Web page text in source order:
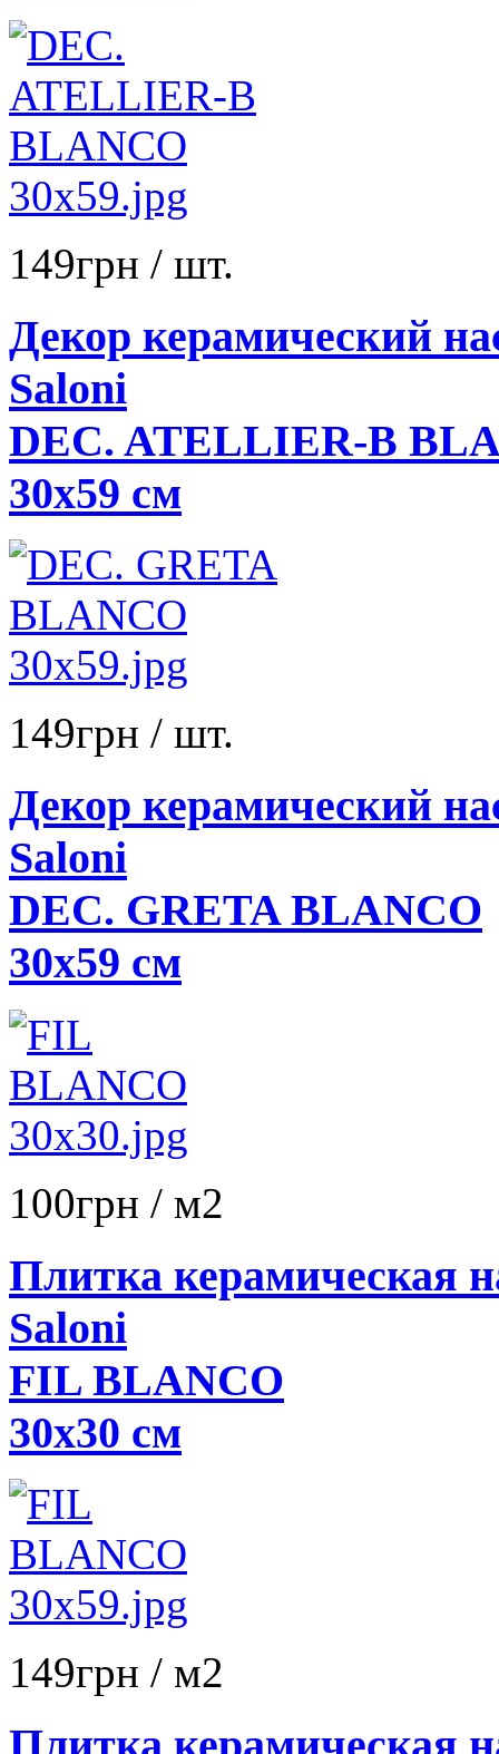
149грн / шт.
Декор керамический
Saloni
DEC. ATELLIER-B
30x59 см
149грн / шт.
Декор керамический
Saloni
DEC. GRETA BLANCO
30x59 см
100грн / м2
Плитка керамическая
Saloni
FIL BLANCO
30x30 см
149грн / м2